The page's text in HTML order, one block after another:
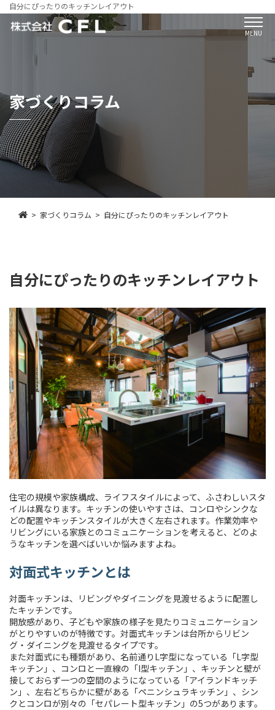
自分にぴったりのキッチンレイアウト
MENU
家づくりコラム
家づくりコラム 自分にぴったりのキッチンレイアウト
自分にぴったりのキッチンレイアウト
住宅の規模や家族構成、ライフスタイルによって、ふさわしいスタ
イルは異なります。キッチンの使いやすさは、コンロやシンクな
どの配置やキッチンスタイルが大きく左右されます。作業効率や
リビングにいる家族とのコミュニケーションを考えると、どのよ
うなキッチンを選べばいいか悩みますよね。
対面式キッチンとは
対面キッチンは、リビングやダイニングを見渡せるように配置し
たキッチンです。
開放感があり、子どもや家族の様子を見たりコミュニケーション
がとりやすいのが特徴です。対面式キッチンは台所からリビン
グ・ダイニングを見渡せるタイプです。
また対面式にも種類があり、名前通りL字型になっている「L字型
キッチン」、コンロと一直線の「I型キッチン」、キッチンと壁が
接しておらず一つの空間のようになっている「アイランドキッチ
ン」、左右どちらかに壁がある「ペニンシュラキッチン」、シン
クとコンロが別々の「セパレート型キッチン」の5つがあります。